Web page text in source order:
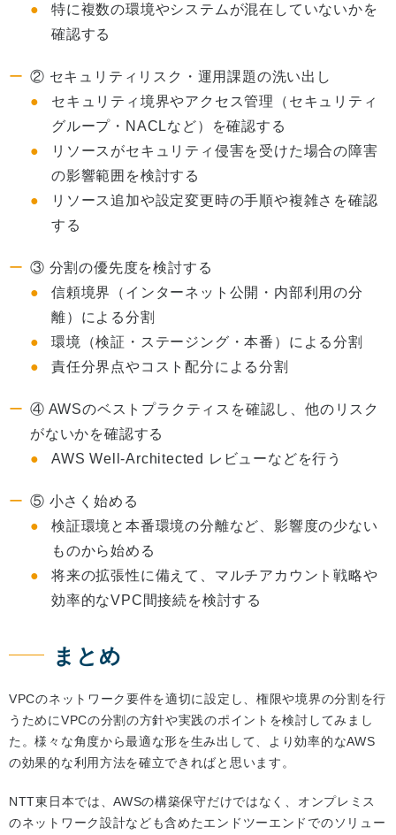
特に複数の環境やシステムが混在していないかを
確認する
② セキュリティリスク・運用課題の洗い出し
セキュリティ境界やアクセス管理（セキュリティ
グループ・NACLなど）を確認する
リソースがセキュリティ侵害を受けた場合の障害
の影響範囲を検討する
リソース追加や設定変更時の手順や複雑さを確認
する
③ 分割の優先度を検討する
信頼境界（インターネット公開・内部利用の分
離）による分割
環境（検証・ステージング・本番）による分割
責任分界点やコスト配分による分割
④ AWSのベストプラクティスを確認し、他のリスク
がないかを確認する
AWS Well-Architected レビューなどを行う
⑤ 小さく始める
検証環境と本番環境の分離など、影響度の少ない
ものから始める
将来の拡張性に備えて、マルチアカウント戦略や
効率的なVPC間接続を検討する
まとめ
VPCのネットワーク要件を適切に設定し、権限や境界の分割を行
うためにVPCの分割の方針や実践のポイントを検討してみまし
た。様々な角度から最適な形を生み出して、より効率的なAWS
の効果的な利用方法を確立できればと思います。
NTT東日本では、AWSの構築保守だけではなく、オンプレミス
のネットワーク設計なども含めたエンドツーエンドでのソリュー